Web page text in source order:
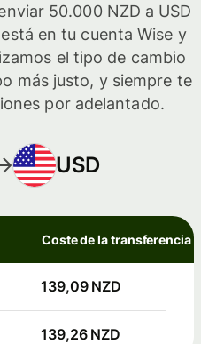
50.000 NZD a USD
en tu cuenta Wise y
el tipo de cambio
más justo, y siempre te
por adelantado.
USD
Coste de la transferencia
139,09 NZD
139,26 NZD